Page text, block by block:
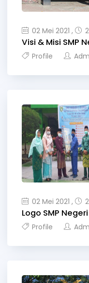
02 Mei 2021 ,
Visi & Misi SMP
Profile
02 Mei 2021 ,
Logo SMP
Profile